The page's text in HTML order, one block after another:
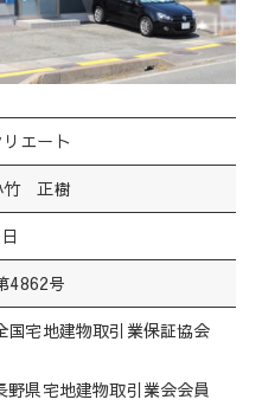
エート
竹 正樹
4862号
国宅地建物取引業保証協会
野県宅地建物取引業会会員